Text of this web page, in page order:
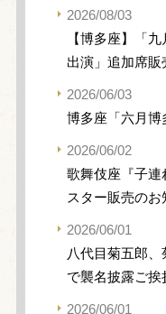
2026/08/03
【博多座】「
出演」追加席
2026/06/03
博多座「六月博
2026/06/02
歌舞伎座『子連
スター販売のお
2026/06/01
八代目菊五郎、
で襲名披露ご挨
2026/06/01